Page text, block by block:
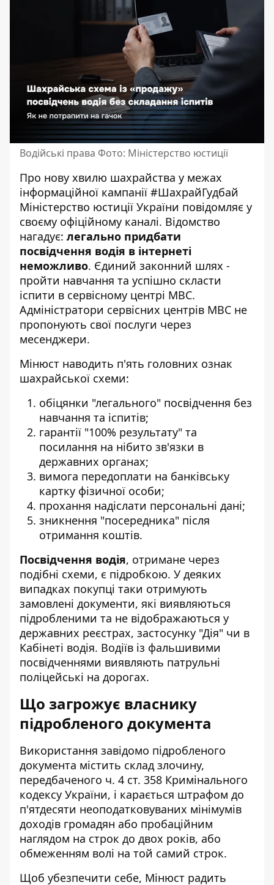
Водійські права Фото: Міністерство юстиції
Про нову хвилю шахрайства у межах
інформаційної кампанії #ШахрайГудбай
Міністерство юстиції України повідомляє у
своєму офіційному каналі. Відомство
нагадує: легально придбати
посвідчення водія в інтернеті
неможливо. Єдиний законний шлях -
пройти навчання та успішно скласти
іспити в сервісному центрі МВС.
Адміністратори сервісних центрів МВС не
пропонують свої послуги через
месенджери.
Мінюст наводить п'ять головних ознак
шахрайської схеми:
обіцянки "легального" посвідчення без
навчання та іспитів;
гарантії "100% результату" та
посилання на нібито зв'язки в
державних органах;
вимога передоплати на банківську
картку фізичної особи;
прохання надіслати персональні дані;
зникнення "посередника" після
отримання коштів.
Посвідчення водія, отримане через
подібні схеми, є підробкою. У деяких
випадках покупці таки отримують
замовлені документи, які виявляються
підробленими та не відображаються у
державних реєстрах, застосунку "Дія" чи в
Кабінеті водія. Водіїв із фальшивими
посвідченнями виявляють патрульні
поліцейські на дорогах.
Що загрожує власнику
підробленого документа
Використання завідомо підробленого
документа містить склад злочину,
передбаченого ч. 4 ст. 358 Кримінального
кодексу України, і карається штрафом до
п'ятдесяти неоподатковуваних мінімумів
доходів громадян або пробаційним
наглядом на строк до двох років, або
обмеженням волі на той самий строк.
Щоб убезпечити себе, Мінюст радить